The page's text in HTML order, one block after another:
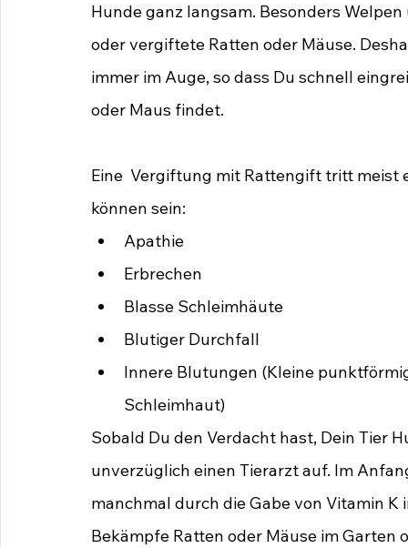
Hunde ganz langsam. Besonders
oder vergiftete Ratten oder Mäuse.
immer im Auge, so dass Du schnell
oder Maus findet.
Eine  Vergiftung mit Rattengift tritt meist
können sein:
Apathie
Erbrechen
Blasse Schleimhäute
Blutiger Durchfall
Innere Blutungen (Kleine
Schleimhaut)
Sobald Du den Verdacht hast, Dein Tier
unverzüglich einen Tierarzt auf. Im
manchmal durch die Gabe von Vitamin
Bekämpfe Ratten oder Mäuse im